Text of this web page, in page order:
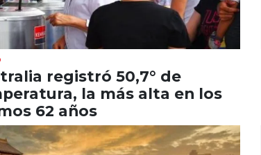
registró 50,7° de
la más alta en los
62 años